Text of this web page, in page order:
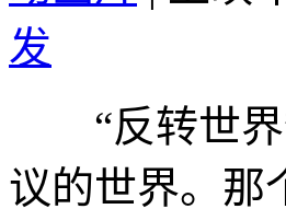
发
“反转世界”
议的世界。那